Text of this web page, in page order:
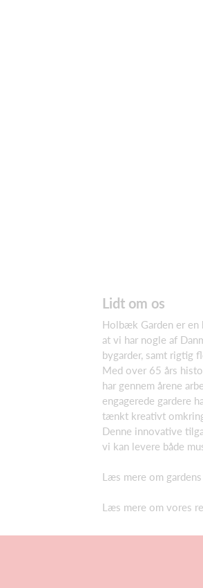
Lidt om os
Holbæk Garden er en
at vi har nogle af
bygarder, samt rigtig
Med over 65 års
har gennem årene
engagerede gardere
tænkt kreativt
Denne innovative
vi kan levere både
Læs mere om
Læs mere om vores